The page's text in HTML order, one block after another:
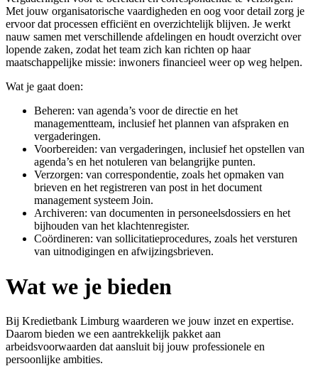
Met jouw organisatorische vaardigheden en oog voor detail zorg je
ervoor dat processen efficiënt en overzichtelijk blijven. Je werkt
nauw samen met verschillende afdelingen en houdt overzicht over
lopende zaken, zodat het team zich kan richten op haar
maatschappelijke missie: inwoners financieel weer op weg helpen.
Wat je gaat doen:
Beheren: van agenda’s voor de directie en het
managementteam, inclusief het plannen van afspraken en
vergaderingen.
Voorbereiden: van vergaderingen, inclusief het opstellen van
agenda’s en het notuleren van belangrijke punten.
Verzorgen: van correspondentie, zoals het opmaken van
brieven en het registreren van post in het document
management systeem Join.
Archiveren: van documenten in personeelsdossiers en het
bijhouden van het klachtenregister.
Coördineren: van sollicitatieprocedures, zoals het versturen
van uitnodigingen en afwijzingsbrieven.
Wat we je bieden
Bij Kredietbank Limburg waarderen we jouw inzet en expertise.
Daarom bieden we een aantrekkelijk pakket aan
arbeidsvoorwaarden dat aansluit bij jouw professionele en
persoonlijke ambities.